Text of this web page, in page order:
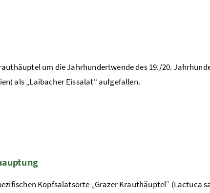
um die Jahrhundertwende des 19./20.
als „Laibacher Eissalat“ aufgefallen.
Kopfsalatsorte „Grazer Krauthäuptel“ (Lactuca